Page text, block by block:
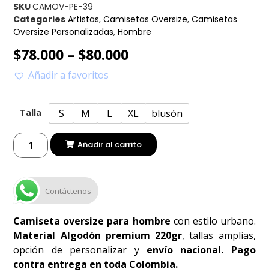
SKUCAMOV-PE-39
Categories Artistas,Camisetas Oversize,Camisetas
Oversize Personalizadas,Hombre
$78.000 – $80.000
Añadir a favoritos
Talla S M L XL blusón
Añadir al carrito
Contáctenos
Camiseta oversize para hombre con estilo urbano.
Material Algodón premium 220gr, tallas amplias,
opción de personalizar y envío nacional. Pago
contra entrega en toda Colombia.